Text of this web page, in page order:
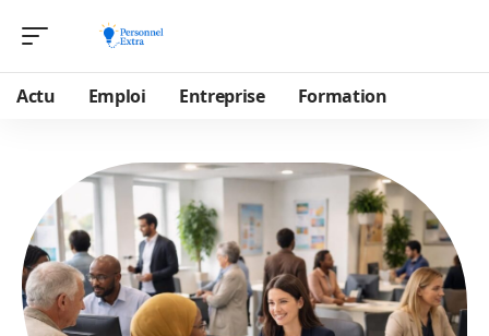
Actu Emploi Entreprise Formation